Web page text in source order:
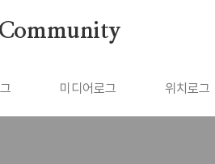
미디어로그 위치로그